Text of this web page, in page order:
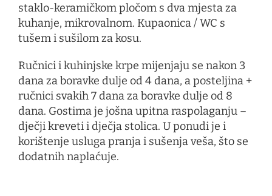
staklo-keramičkom pločom s dva mjesta za
kuhanje, mikrovalnom. Kupaonica / WC s
tušem i sušilom za kosu.
Ručnici i kuhinjske krpe mijenjaju se nakon 3
dana za boravke dulje od 4 dana, a posteljina +
ručnici svakih 7 dana za boravke dulje od 8
dana. Gostima je jošna upitna raspolaganju –
dječji kreveti i dječja stolica. U ponudi je i
korištenje usluga pranja i sušenja veša, što se
dodatnih naplaćuje.